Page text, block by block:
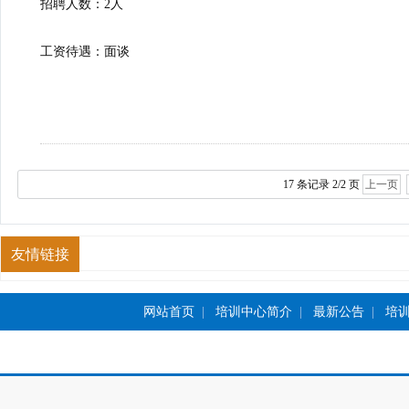
招聘人数：2人
工资待遇：面谈
17 条记录 2/2 页 上一页
友情链接
网站首页 培训中心简介| 最新公告| 培